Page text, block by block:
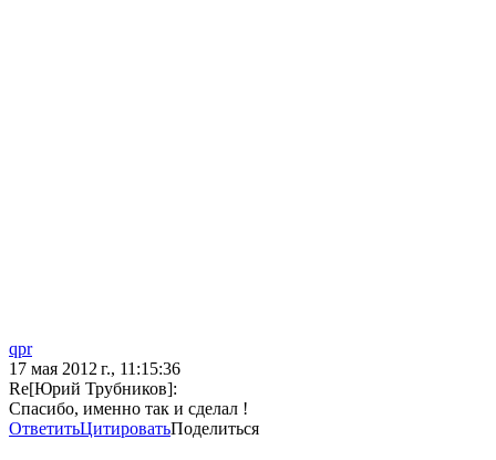
qpr
17 мая 2012 г., 11:15:36
Re[Юрий Трубников]:
Спасибо, именно так и сделал !
ОтветитьЦитироватьПоделиться